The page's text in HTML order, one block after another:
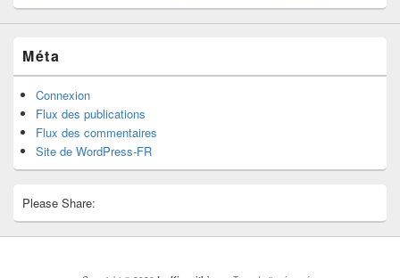
Méta
Connexion
Flux des publications
Flux des commentaires
Site de WordPress-FR
Please Share: